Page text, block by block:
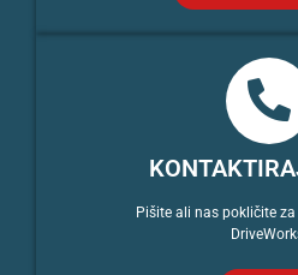
Pišite ali nas pokličite